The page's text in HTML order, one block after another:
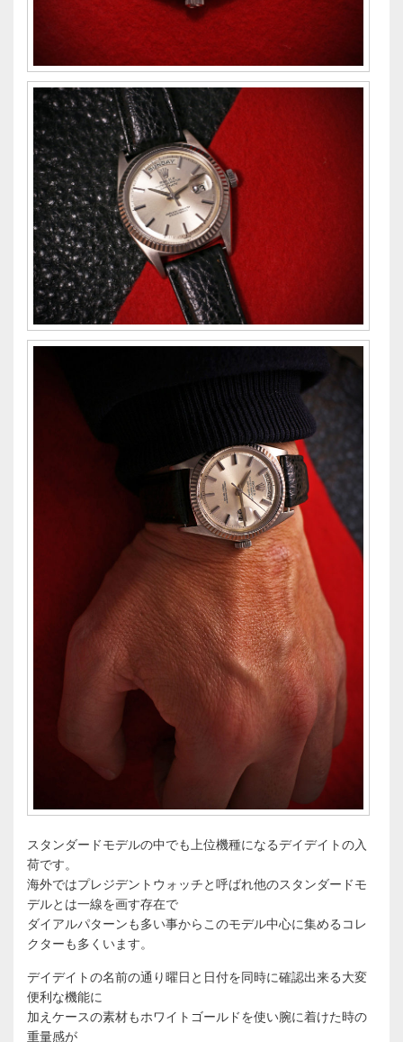
スタンダードモデルの中でも上位機種になるデイデイトの入
荷です。
海外ではプレジデントウォッチと呼ばれ他のスタンダードモ
デルとは一線を画す存在で
ダイアルパターンも多い事からこのモデル中心に集めるコレ
クターも多くいます。
デイデイトの名前の通り曜日と日付を同時に確認出来る大変
便利な機能に
加えケースの素材もホワイトゴールドを使い腕に着けた時の
重量感が